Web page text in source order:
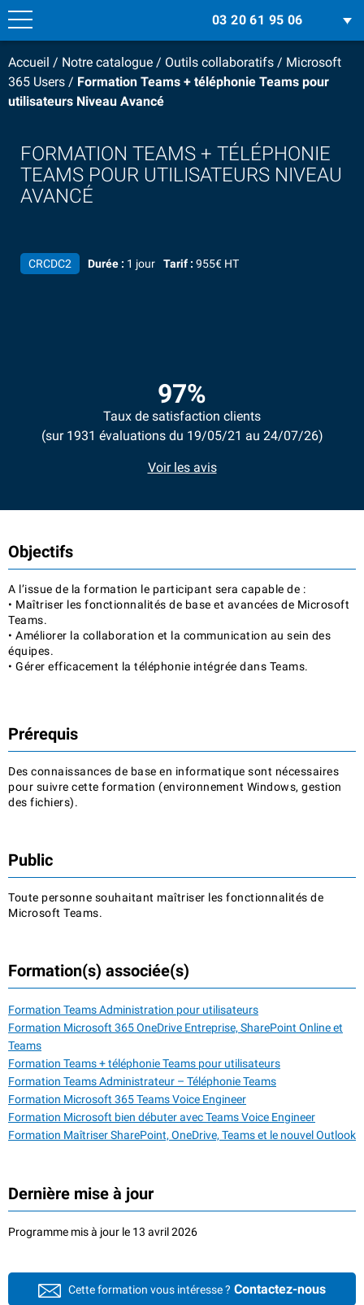
03 20 61 95 06
Accueil / Notre catalogue / Outils collaboratifs / Microsoft
365 Users / Formation Teams + téléphonie Teams pour
utilisateurs Niveau Avancé
FORMATION TEAMS + TÉLÉPHONIE
TEAMS POUR UTILISATEURS NIVEAU
AVANCÉ
CRCDC2 Durée : 1 jour Tarif : 955€ HT
97%
Taux de satisfaction clients
(sur 1931 évaluations du 19/05/21 au 24/07/26)
Voir les avis
Objectifs
A l’issue de la formation le participant sera capable de :
• Maîtriser les fonctionnalités de base et avancées de Microsoft
Teams.
• Améliorer la collaboration et la communication au sein des
équipes.
• Gérer efficacement la téléphonie intégrée dans Teams.
Prérequis
Des connaissances de base en informatique sont nécessaires
pour suivre cette formation (environnement Windows, gestion
des fichiers).
Public
Toute personne souhaitant maîtriser les fonctionnalités de
Microsoft Teams.
Formation(s) associée(s)
Formation Teams Administration pour utilisateurs
Formation Microsoft 365 OneDrive Entreprise, SharePoint Online et
Teams
Formation Teams + téléphonie Teams pour utilisateurs
Formation Teams Administrateur – Téléphonie Teams
Formation Microsoft 365 Teams Voice Engineer
Formation Microsoft bien débuter avec Teams Voice Engineer
Formation Maîtriser SharePoint, OneDrive, Teams et le nouvel Outlook
Dernière mise à jour
Programme mis à jour le 13 avril 2026
Cette formation vous intéresse ? Contactez-nous